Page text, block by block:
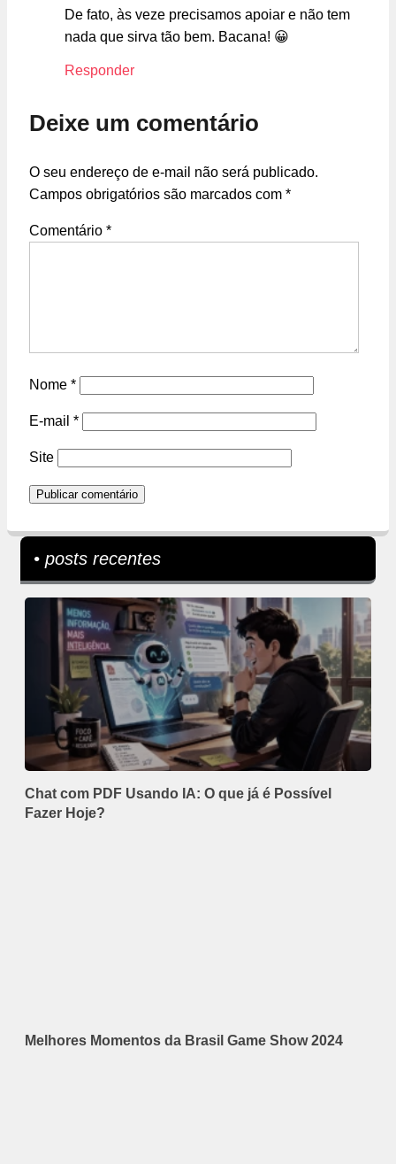
De fato, às veze precisamos apoiar e não tem
nada que sirva tão bem. Bacana! 😀
Responder
Deixe um comentário
O seu endereço de e-mail não será publicado.
Campos obrigatórios são marcados com *
Comentário *
Nome *
E-mail *
Site
• posts recentes
Chat com PDF Usando IA: O que já é Possível
Fazer Hoje?
Melhores Momentos da Brasil Game Show 2024